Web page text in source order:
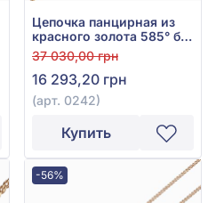
Цепочка панцирная из
красного золота 585° без
вставки, арт. 0242
37 030,00 грн
16 293,20 грн
(арт. 0242)
Купить
-56%